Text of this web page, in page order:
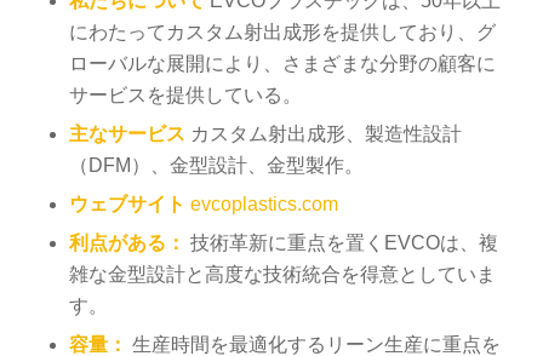
にわたってカスタム射出成形を提供しており、グ
ローバルな展開により、さまざまな分野の顧客に
サービスを提供している。
主なサービス カスタム射出成形、製造性設計
（DFM）、金型設計、金型製作。
ウェブサイト evcoplastics.com
利点がある： 技術革新に重点を置くEVCOは、複
雑な金型設計と高度な技術統合を得意としていま
す。
容量： 生産時間を最適化するリーン生産に重点を